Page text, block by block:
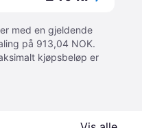
med en gjeldende
på 913,04 NOK.
kjøpsbeløp er